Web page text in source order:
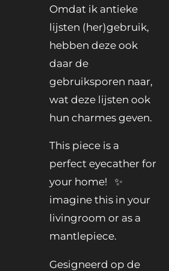
Omdat ik antieke
lijsten (her)gebruik,
hebben deze ook
daar de
gebruiksporen naar,
wat deze lijsten ook
hun charmes geven.
This piece is a
perfect eyecather for
your home! ✨️
imagine this in your
livingroom or as a
mantlepiece.
Gesigneerd op de